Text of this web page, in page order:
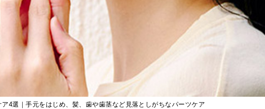
4選｜手元をはじめ、髪、歯や歯茎など見落としがちなパーツケア